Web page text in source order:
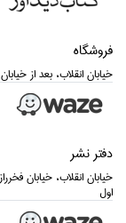
فروشگاه
خيابان انقلاب، بعد از خيابان 12فروردين، شماره 1304، فروشگاه كتاب ديدآور
دفتر نشر
اول